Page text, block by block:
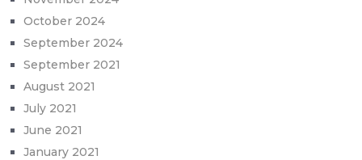
October 2024
September 2024
September 2021
August 2021
July 2021
June 2021
January 2021